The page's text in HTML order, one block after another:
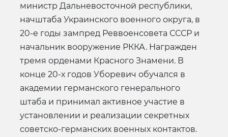
министр Дальневосточной республики,
начштаба Украинского военного округа, в
20-е годы зампред Реввоенсовета СССР и
начальник вооружение РККА. Награжден
тремя орденами Красного Знамени. В
конце 20-х годов Уборевич обучался в
академии германского генерального
штаба и принимал активное участие в
установлении и реализации секретных
советско-германских военных контактов.